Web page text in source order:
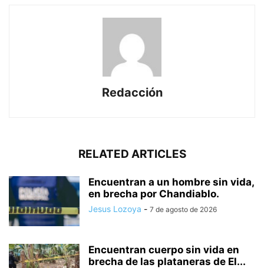
Redacción
RELATED ARTICLES
Encuentran a un hombre sin vida,
en brecha por Chandiablo.
Jesus Lozoya - 7 de agosto de 2026
Encuentran cuerpo sin vida en
brecha de las plataneras de El...